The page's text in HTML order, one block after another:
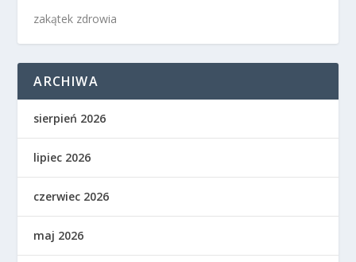
zakątek zdrowia
ARCHIWA
sierpień 2026
lipiec 2026
czerwiec 2026
maj 2026